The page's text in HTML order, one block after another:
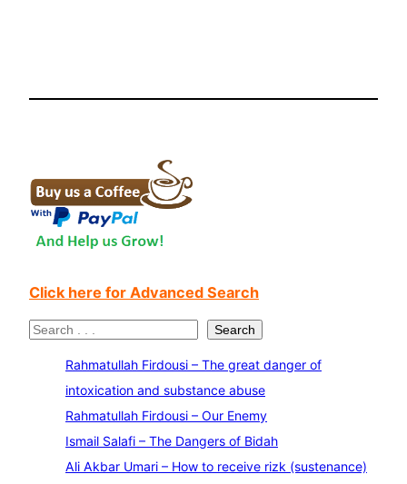
Click here for Advanced Search
S
Search
Rahmatullah Firdousi – The great danger of
intoxication and substance abuse
Rahmatullah Firdousi – Our Enemy
Ismail Salafi – The Dangers of Bidah
Ali Akbar Umari – How to receive rizk (sustenance)